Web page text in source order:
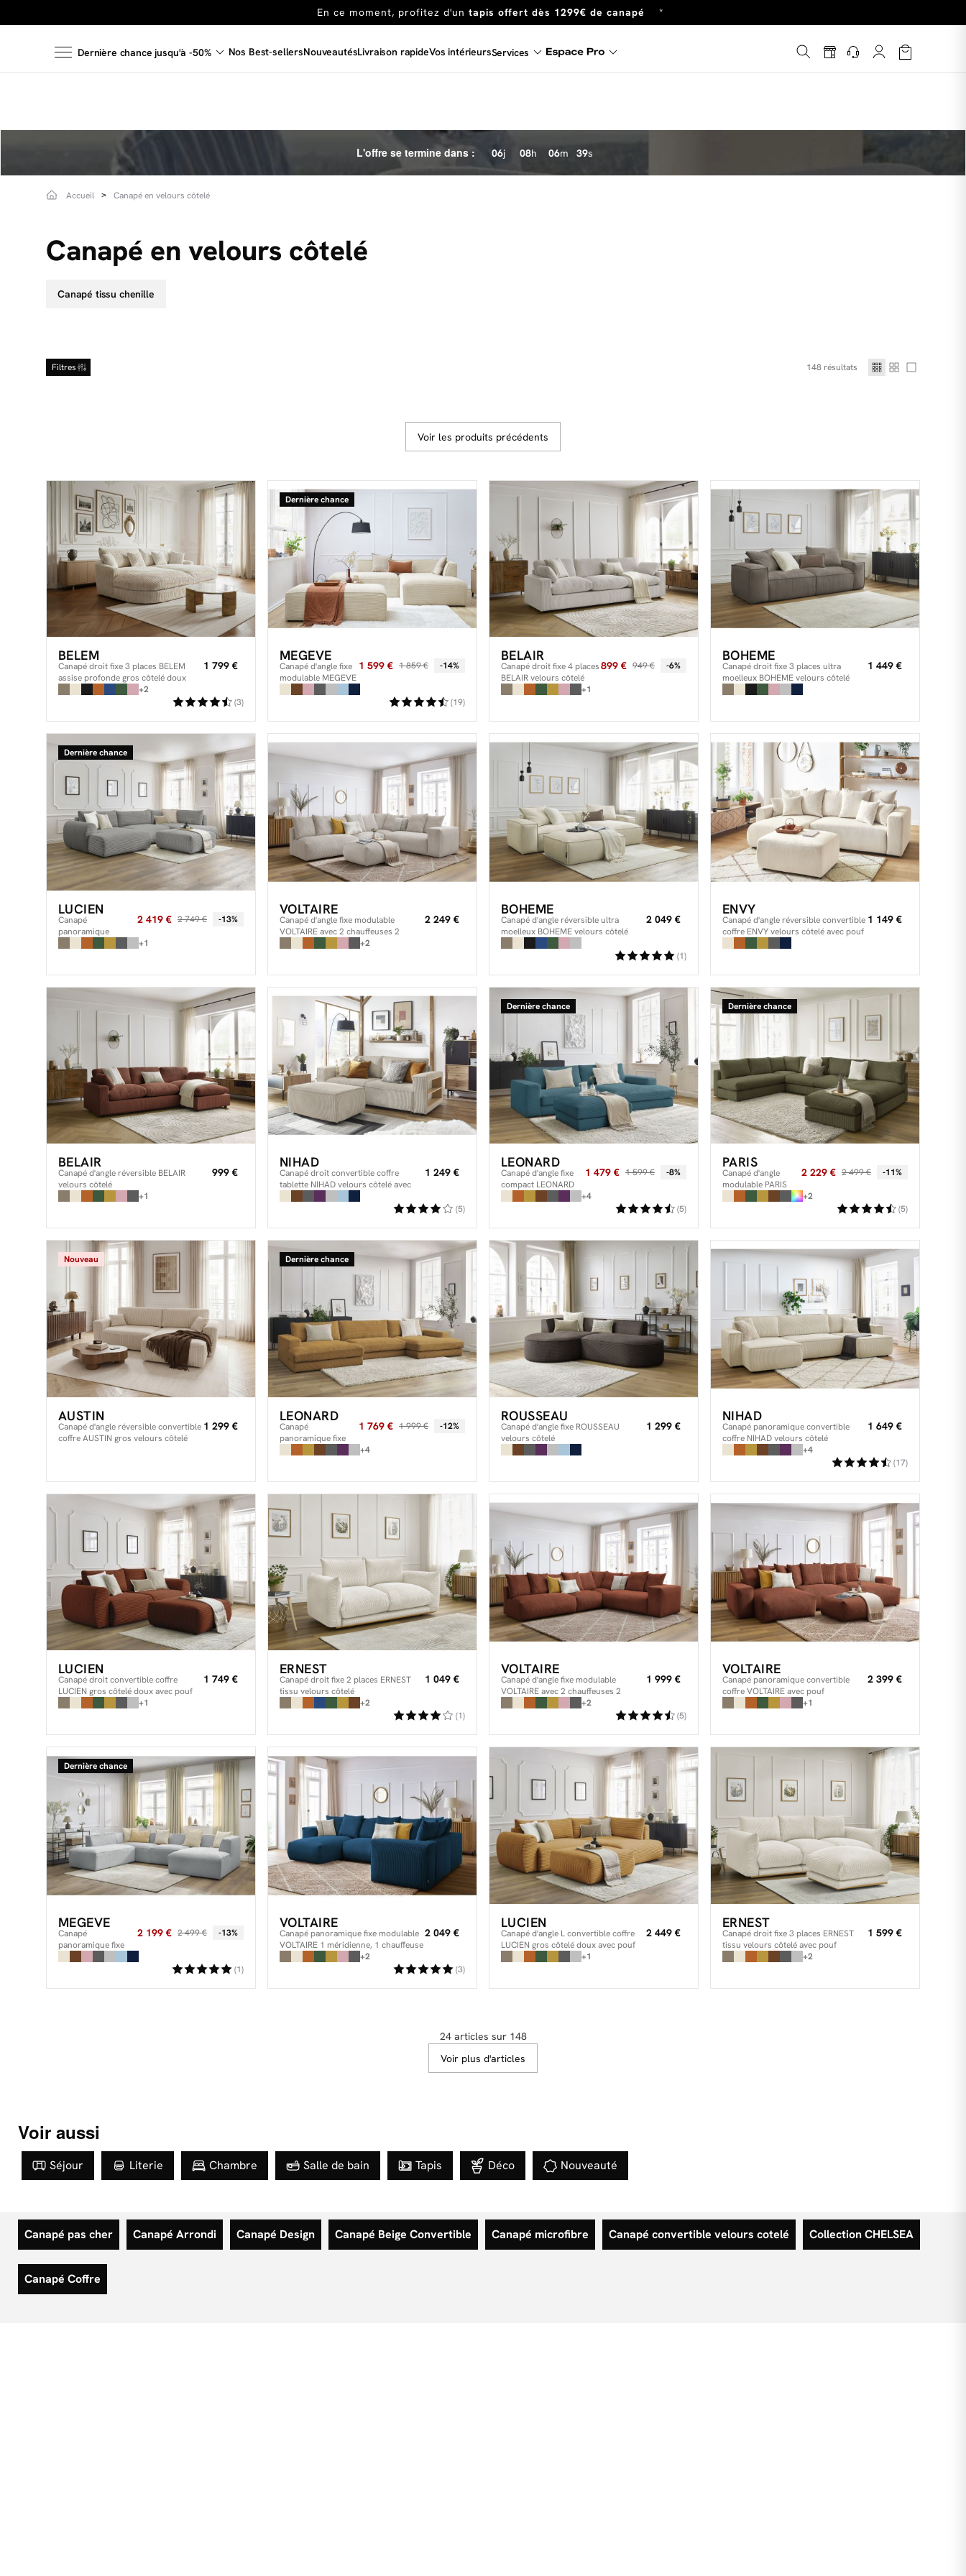
Dernière chancede profiter de nos prix réduitsjusqu'à -50%!
Dernière chance jusqu'à -50% Nos Best-sellersNouveautésLivraison rapideVos intérieursServices
L'offre se termine dans : 06j 08h 06m 37s
Accueil Canapé en velours côtelé
Canapé en velours côtelé
Canapé tissu chenille
Filtres 148 résultats
Voir les produits précédents
BELEM
Canapé droit fixe 3 places BELEM
assise profonde gros côtelé doux
1 799 €
+2
(3)
Dernière chance
MEGEVE
Canapé d'angle fixe
modulable MEGEVE
1 599 € 1 859 € -14%
(19)
BELAIR
Canapé droit fixe 4 places
BELAIR velours côtelé
899 € 949 € -6%
+1
BOHEME
Canapé droit fixe 3 places ultra
moelleux BOHEME velours côtelé
1 449 €
Dernière chance
LUCIEN
Canapé
panoramique
2 419 € 2 749 € -13%
+1
VOLTAIRE
Canapé d'angle fixe modulable
VOLTAIRE avec 2 chauffeuses 2
places, 1 angle, 1 chauffeuse 1 place
2 249 €
+2
BOHEME
Canapé d'angle réversible ultra
moelleux BOHEME velours côtelé
2 049 €
(1)
ENVY
Canapé d'angle réversible convertible
coffre ENVY velours côtelé avec pouf
1 149 €
BELAIR
Canapé d'angle réversible BELAIR
velours côtelé
999 €
+1
NIHAD
Canapé droit convertible coffre
tablette NIHAD velours côtelé avec
1 249 €
(5)
Dernière chance
LEONARD
Canapé d'angle fixe
compact LEONARD
1 479 € 1 599 € -8%
+4
(5)
Dernière chance
PARIS
Canapé d'angle
modulable PARIS
velours côtelé avec
et 1 pouf
2 229 € 2 499 € -11%
+2
(5)
Nouveau
AUSTIN
Canapé d'angle réversible convertible
coffre AUSTIN gros velours côtelé
1 299 €
Dernière chance
LEONARD
Canapé
panoramique fixe
1 769 € 1 999 € -12%
+4
ROUSSEAU
Canapé d'angle fixe ROUSSEAU
velours côtelé
1 299 €
NIHAD
Canapé panoramique convertible
coffre NIHAD velours côtelé
1 649 €
+4
(17)
LUCIEN
Canapé droit convertible coffre
LUCIEN gros côtelé doux avec pouf
1 749 €
+1
ERNEST
Canapé droit fixe 2 places ERNEST
tissu velours côtelé
1 049 €
+2
(1)
VOLTAIRE
Canapé d'angle fixe modulable
VOLTAIRE avec 2 chauffeuses 2
places, 1 angle et 1 chauffeuse 1
1 999 €
+2
(5)
VOLTAIRE
Canapé panoramique convertible
coffre VOLTAIRE avec pouf
2 399 €
+1
Dernière chance
MEGEVE
Canapé
panoramique fixe
2 199 € 2 499 € -13%
(1)
VOLTAIRE
Canapé panoramique fixe modulable
VOLTAIRE 1 méridienne, 1 chauffeuse
2 place, 1 angle, 1 chauffeuse 1 place
2 049 €
+2
(3)
LUCIEN
Canapé d'angle L convertible coffre
LUCIEN gros côtelé doux avec pouf
2 449 €
+1
ERNEST
Canapé droit fixe 3 places ERNEST
tissu velours côtelé avec pouf
1 599 €
+2
24 articles sur 148
Voir plus d'articles
Voir aussi
Séjour Literie Chambre Salle de bain Tapis Déco Nouveauté
Canapé pas cher Canapé Arrondi Canapé Design Canapé Beige Convertible Canapé microfibre Canapé convertible velours cotelé Collection CHELSEA
Canapé Coffre